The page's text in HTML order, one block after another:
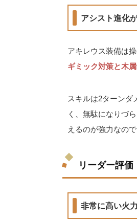
アシスト進化
アキレウス装備は
ギミック対策と木
スキルは2ターンダ
く、無駄になりづ
えるのが強力なの
リーダー評価
非常に高い火